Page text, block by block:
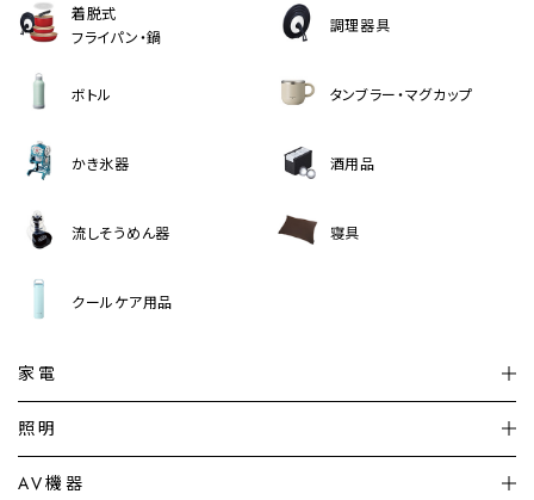
着脱式
フライパン・鍋
調理器具
ボトル タンブラー・マグカップ
かき氷器 酒用品
流しそうめん器 寝具
クールケア用品
家電
加湿器・空気清浄機
照明
シーリングライト
AV機器